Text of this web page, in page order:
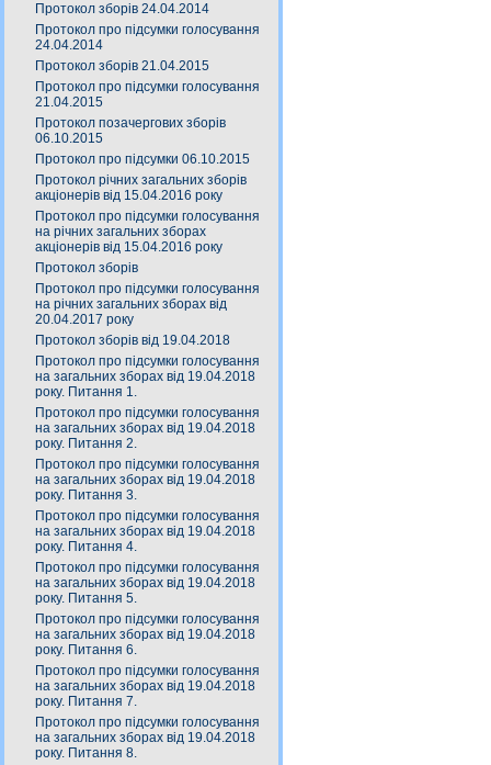
Протокол зборів 24.04.2014
Протокол про підсумки голосування
24.04.2014
Протокол зборів 21.04.2015
Протокол про підсумки голосування
21.04.2015
Протокол позачергових зборів
06.10.2015
Протокол про підсумки 06.10.2015
Протокол річних загальних зборів
акціонерів від 15.04.2016 року
Протокол про підсумки голосування
на річних загальних зборах
акціонерів від 15.04.2016 року
Протокол зборів
Протокол про підсумки голосування
на річних загальних зборах від
20.04.2017 року
Протокол зборів від 19.04.2018
Протокол про підсумки голосування
на загальних зборах від 19.04.2018
року. Питання 1.
Протокол про підсумки голосування
на загальних зборах від 19.04.2018
року. Питання 2.
Протокол про підсумки голосування
на загальних зборах від 19.04.2018
року. Питання 3.
Протокол про підсумки голосування
на загальних зборах від 19.04.2018
року. Питання 4.
Протокол про підсумки голосування
на загальних зборах від 19.04.2018
року. Питання 5.
Протокол про підсумки голосування
на загальних зборах від 19.04.2018
року. Питання 6.
Протокол про підсумки голосування
на загальних зборах від 19.04.2018
року. Питання 7.
Протокол про підсумки голосування
на загальних зборах від 19.04.2018
року. Питання 8.